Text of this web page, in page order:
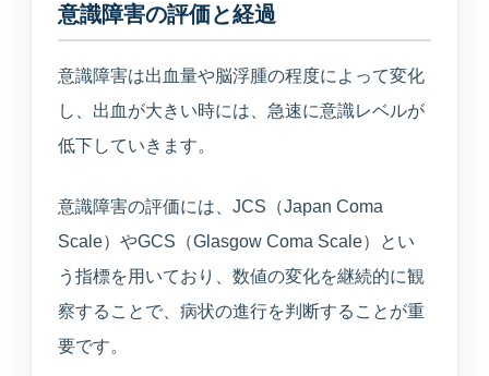
意識障害の評価と経過
意識障害は出血量や脳浮腫の程度によって変化
し、出血が大きい時には、急速に意識レベルが
低下していきます。
意識障害の評価には、JCS（Japan Coma
Scale）やGCS（Glasgow Coma Scale）とい
う指標を用いており、数値の変化を継続的に観
察することで、病状の進行を判断することが重
要です。